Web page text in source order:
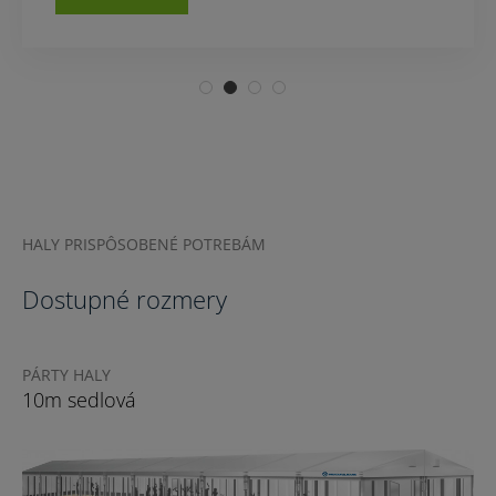
HALY PRISPÔSOBENÉ POTREBÁM
Dostupné rozmery
PÁRTY HALY
10m sedlová
PÁRTY HALY
15m sedlová
PÁRTY HALY
20m sedlová
PÁRTY HALY
25m sedlová
PÁRTY HALY
30m+ sedlová